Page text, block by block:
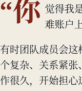
“你 觉得我
难账户
有时团队成员会这
个复杂、关系紧张
作很久，开始担心